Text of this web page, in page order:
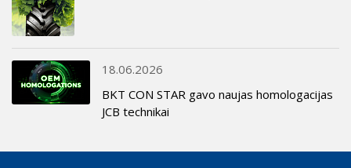
18.06.2026
BKT CON STAR gavo naujas homologacijas
JCB technikai